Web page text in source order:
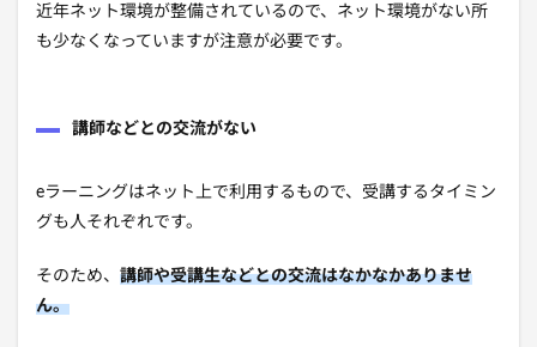
近年ネット環境が整備されているので、ネット環境がない所
も少なくなっていますが注意が必要です。
講師などとの交流がない
eラーニングはネット上で利用するもので、受講するタイミン
グも人それぞれです。
そのため、 講師や受講生などとの交流はなかなかありませ
ん。